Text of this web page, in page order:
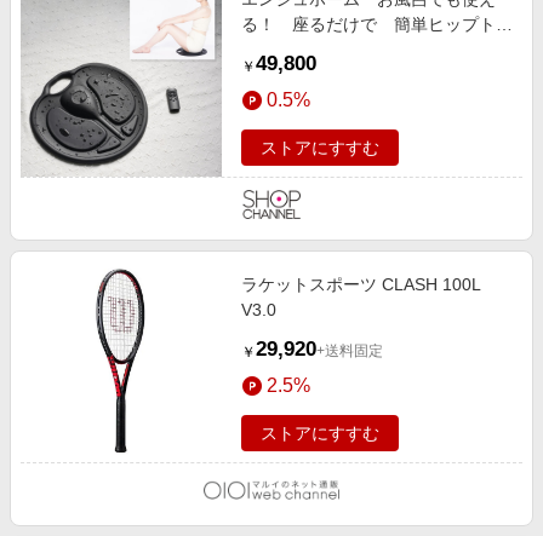
る！ 座るだけで 簡単ヒップトレ
ップシェイプ ＥＭ−ＢＵ０１
￥ 49,800
0.5%
ストアにすすむ
ラケットスポーツ CLASH 100L
V3.0
￥ 29,920+送料固定
2.5%
ストアにすすむ